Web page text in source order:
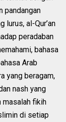
pandangan
lurus, al-Qur’an
peradaban
bahasa
Arab
yang beragam,
nash yang
masalah fikih
di setiap